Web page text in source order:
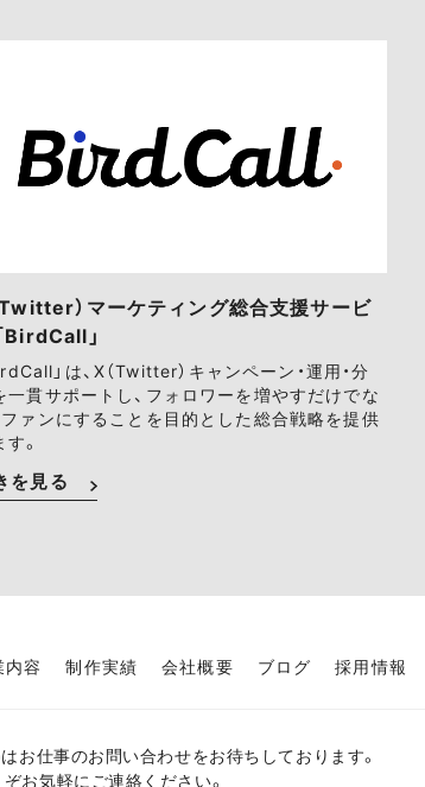
Twitter）マーケティング総合支援サービ
BirdCall」
」は、X（Twitter）キャンペーン・運用・分
一貫サポートし、フォロワーを増やすだけでな
ファンにすることを目的とした総合戦略を提供
。
を見る
内容 制作実績 会社概要 ブログ 採用情報
お仕事のお問い合わせをお待ちしております。
ぞお気軽にご連絡ください。